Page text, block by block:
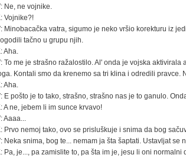
Ne, ne vojnike.
Vojnike?!
Minobacačka vatra, sigumo je neko vršio korekturu iz
tačno u grupu njih.
Aha.
To me je strašno ražalostilo. Al' onda je vojska
Kontali smo da krenemo sa tri klina i odredili pravce.
Aha.
E pošto je to tako, strašno, strašno nas je to ganulo.
A ne, jebem li im sunce krvavo!
Aaaa...
Prvo nemoj tako, ovo se prisluškuje i snima da bog
Neka snima, bog te... nemam ja šta šaptati. Ustavljat
Pa, je..., pa zamislite to, pa šta im je, jesu li oni